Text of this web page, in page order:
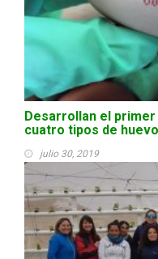
Desarrollan el
cuatro tipos de
julio 30, 2019